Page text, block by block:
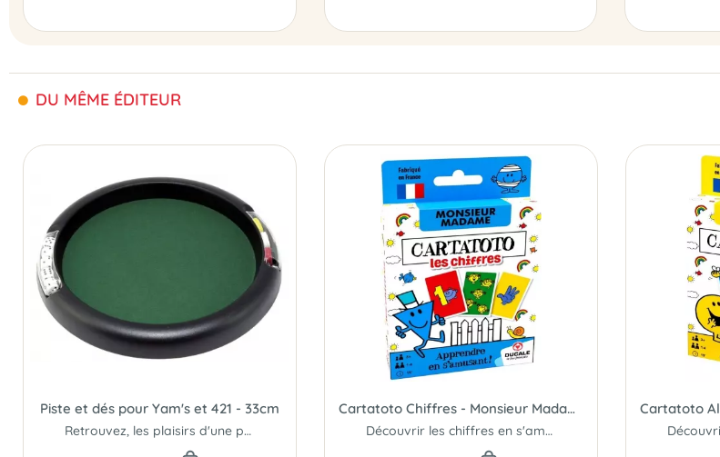
DU MÊME ÉDITEUR
Piste et dés pour Yam's et 421 - 33cm
Retrouvez, les plaisirs d'une partie de 421, comme au comptoir du café du coin.
Cartatoto Chiffres - Monsieur Madame
Découvrir les chiffres en s'amusant...